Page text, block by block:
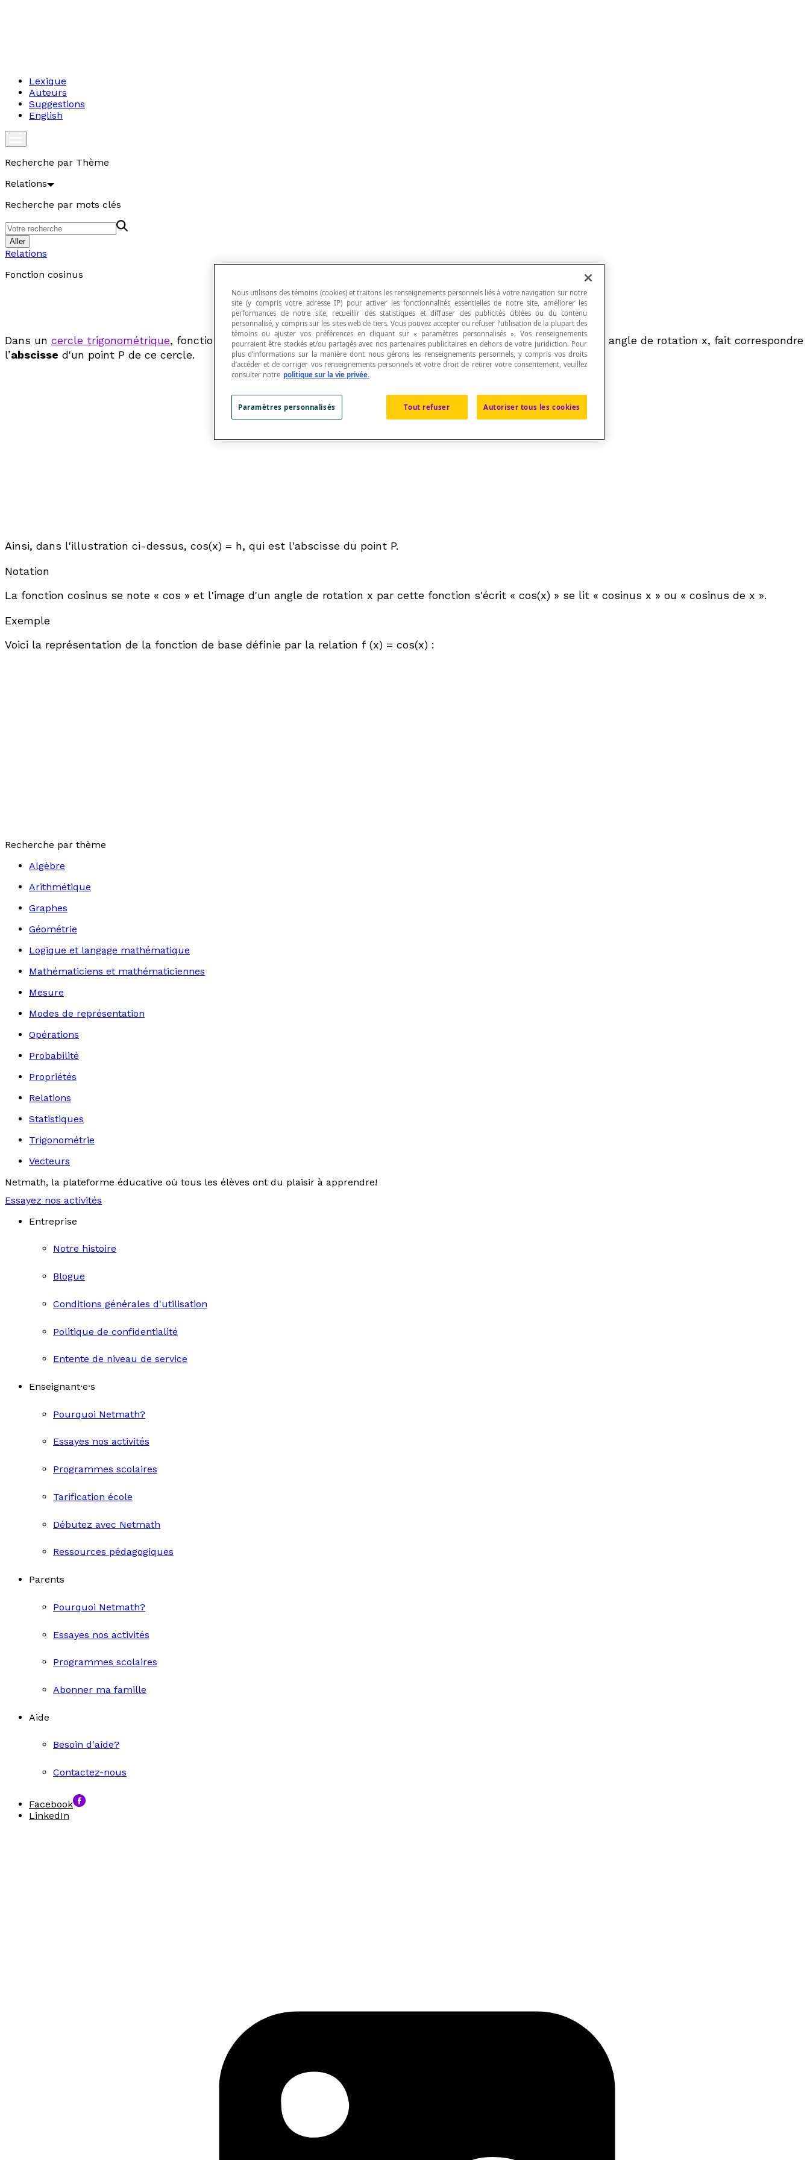
Lexique
Auteurs
Suggestions
English
Recherche par Thème
Relations
Recherche par mots clés
Aller
Relations
Fonction cosinus
Dans un cercle trigonométrique, fonction de [latex]\mathbb{R}[/latex] dans [latex]\mathbb{R}[/latex] qui, à tout angle de rotation x, fait correspondre
l’abscisse d'un point P de ce cercle.
Ainsi, dans l'illustration ci-dessus, cos(x) = h, qui est l'abscisse du point P.
Notation
La fonction cosinus se note « cos » et l'image d'un angle de rotation x par cette fonction s'écrit « cos(x) » se lit « cosinus x » ou « cosinus de x ».
Exemple
Voici la représentation de la fonction de base définie par la relation f (x) = cos(x) :
Recherche par thème
Algèbre
Arithmétique
Graphes
Géométrie
Logique et langage mathématique
Mathématiciens et mathématiciennes
Mesure
Modes de représentation
Opérations
Probabilité
Propriétés
Relations
Statistiques
Trigonométrie
Vecteurs
Netmath, la plateforme éducative où tous les élèves ont du plaisir à apprendre!
Essayez nos activités
Entreprise
Notre histoire
Blogue
Conditions générales d'utilisation
Politique de confidentialité
Entente de niveau de service
Enseignant·e·s
Pourquoi Netmath?
Essayes nos activités
Programmes scolaires
Tarification école
Débutez avec Netmath
Ressources pédagogiques
Parents
Pourquoi Netmath?
Essayes nos activités
Programmes scolaires
Abonner ma famille
Aide
Besoin d'aide?
Contactez-nous
Facebook
LinkedIn
Nous utilisons des témoins (cookies) et traitons les renseignements personnels liés à votre navigation sur notre
site (y compris votre adresse IP) pour activer les fonctionnalités essentielles de notre site, améliorer les
performances de notre site, recueillir des statistiques et diffuser des publicités ciblées ou du contenu
personnalisé, y compris sur les sites web de tiers. Vous pouvez accepter ou refuser l’utilisation de la plupart des
témoins ou ajuster vos préférences en cliquant sur « paramètres personnalisés ». Vos renseignements
pourraient être stockés et/ou partagés avec nos partenaires publicitaires en dehors de votre juridiction. Pour
plus d’informations sur la manière dont nous gérons les renseignements personnels, y compris vos droits
d’accéder et de corriger vos renseignements personnels et votre droit de retirer votre consentement, veuillez
consulter notre politique sur la vie privée.
Tout refuser Autoriser tous les cookies
Paramètres personnalisés